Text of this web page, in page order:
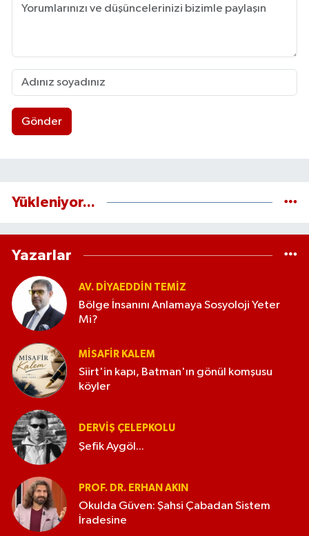
Gönder
Yükleniyor...
Yazarlar
AV. DIYAEDDIN TEMIZ
Bölge İnsanını Anlamaya Sosyoloji Yeter
Mi?
MISAFIR KALEM
Siirt'in kapı, Batman'ın gönül komşusu
köyler
DERVIŞ ÇELEPKOLU
Şefik Aygöl...
PROF. DR. ERHAN AKIN
Okulda Güven: Şahsi Çabadan Sistem
İradesine